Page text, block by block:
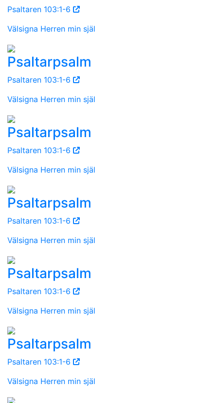
Psaltaren 103:1-6
Välsigna Herren min själ
Psaltarpsalm
Psaltaren 103:1-6
Välsigna Herren min själ
Psaltarpsalm
Psaltaren 103:1-6
Välsigna Herren min själ
Psaltarpsalm
Psaltaren 103:1-6
Välsigna Herren min själ
Psaltarpsalm
Psaltaren 103:1-6
Välsigna Herren min själ
Psaltarpsalm
Psaltaren 103:1-6
Välsigna Herren min själ